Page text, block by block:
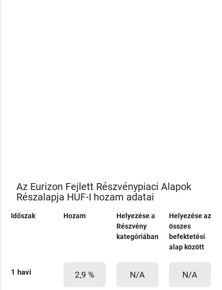
Az Eurizon Fejlett Részvénypiaci Alapok
Részalapja HUF-I hozam adatai
Időszak Hozam
Helyezése a
Részvény
kategóriában
Helyezése az
összes
befektetési
alap között
1 havi 2,9 % N/A N/A